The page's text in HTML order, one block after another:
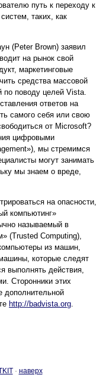
путь к переходу к
таких, как
(Peter Brown) заявил
на рынок свой
маркетинговые
средства массовой
по поводу целей Vista.
ответов на
самого себя или свою
от Microsoft?
цифровыми
мы стремимся
могут занимать
мы знаем о вреде,
на опасности,
компьютинг»
называемый в
(Trusted Computing),
из машин,
которые следят
выполнять действия,
Сторонники этих
дополнительной
http://badvista.org.
· наверх